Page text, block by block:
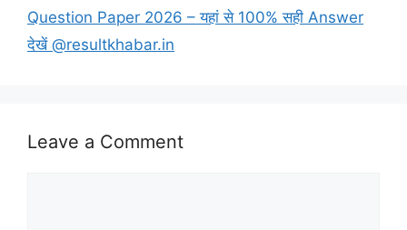
Question Paper 2026 – यहां से 100% सही Answer
देखें @resultkhabar.in
Leave a Comment